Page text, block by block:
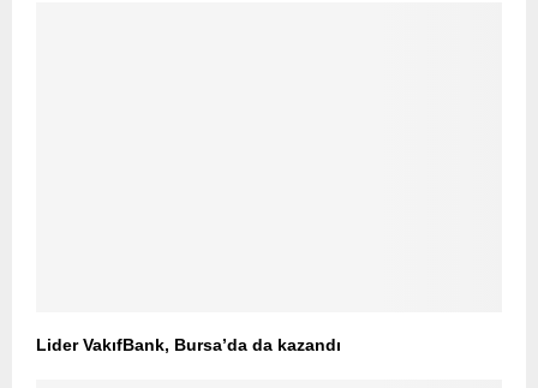
Lider VakıfBank, Bursa’da da kazandı